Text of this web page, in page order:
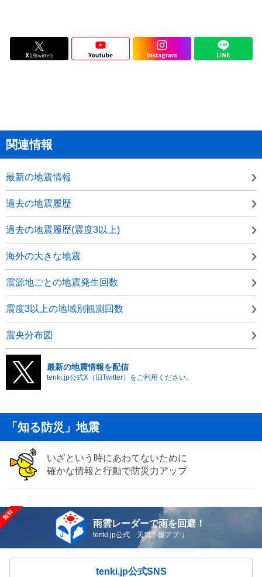
関連情報
最新の地震情報
過去の地震履歴
過去の地震履歴(震度3以上)
海外の大きな地震
震源地ごとの地震発生回数
震度3以上の地域別観測回数
震央分布図
最新の地震情報を配信
tenki.jp公式X（旧Twitter）をご利用ください。
「知る防災」地震
いざという時にあわてないために
確かな情報と行動で防災力アップ
雨雲レーダーで雨を回避！
tenki.jp公式 天気予報アプリ
tenki.jp公式SNS